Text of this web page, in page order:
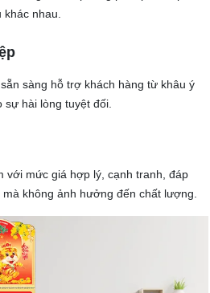
nhau.
sàng hỗ trợ khách hàng từ khâu ý
hài lòng tuyệt đối.
với mức giá hợp lý, cạnh tranh, đáp
không ảnh hưởng đến chất lượng.